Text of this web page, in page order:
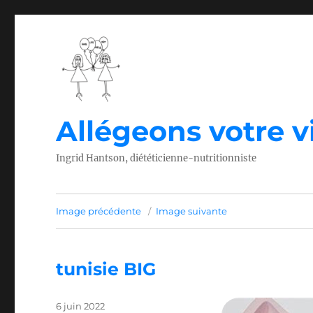
Allégeons votre
Ingrid Hantson, diététicienne-nutritionniste
Image précédente Image suivante
tunisie BIG
Publié
6 juin 2022